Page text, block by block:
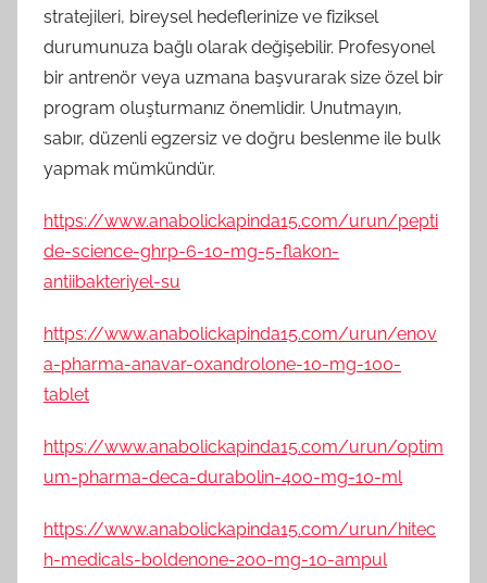
stratejileri, bireysel hedeflerinize ve fiziksel
durumunuza bağlı olarak değişebilir. Profesyonel
bir antrenör veya uzmana başvurarak size özel bir
program oluşturmanız önemlidir. Unutmayın,
sabır, düzenli egzersiz ve doğru beslenme ile bulk
yapmak mümkündür.
https://www.anabolickapinda15.com/urun/pepti
de-science-ghrp-6-10-mg-5-flakon-
antiibakteriyel-su
https://www.anabolickapinda15.com/urun/enov
a-pharma-anavar-oxandrolone-10-mg-100-
tablet
https://www.anabolickapinda15.com/urun/optim
um-pharma-deca-durabolin-400-mg-10-ml
https://www.anabolickapinda15.com/urun/hitec
h-medicals-boldenone-200-mg-10-ampul